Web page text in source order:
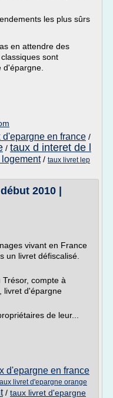
les plus sûrs
en attendre des
sont
d'epargne en france /
/ taux d interet de l
/ taux livret lep
2010 |
vivant en France
un livret défiscalisé.
compte à
livret d'épargne
de leur...
d'epargne en france
livret d'epargne orange
/ taux livret d'epargne